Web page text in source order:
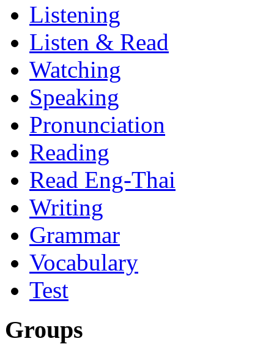
Listening
Listen & Read
Watching
Speaking
Pronunciation
Reading
Read Eng-Thai
Writing
Grammar
Vocabulary
Test
Groups